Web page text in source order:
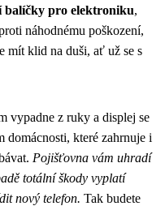
balíčky pro elektroniku,
náhodnému poškození,
mít klid na duši, ať už se s
vypadne z ruky a displej se
které zahrnuje i
Pojišťovna vám uhradí
totální škody vyplatí
nový telefon. Tak budete